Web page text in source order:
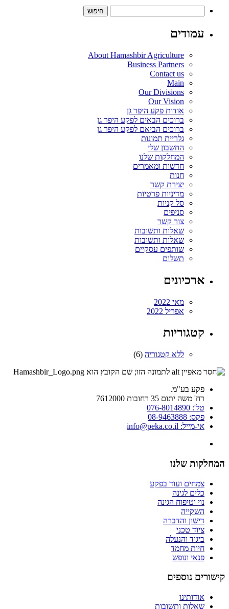
עמודים
About Hamashbir Agriculture
Business Partners
Contact us
Main
Our Divisions
Our Vision
אודות פקע היפר גן
ברוכים הבאים לפקע היפר גן
ברוכים הביאם לפקע היפר גן
גלריית תמונות
החשבון שלי
המחלקות שלנו
חדשות ומאמרים
חנות
יצירת קשר
מדיניות פרטיות
סל קניות
סניפים
צור קשר
שאלות ותשובות
שאלות ותשובות
שותפים עסקיים
תשלום
ארכיונים
מאי 2022
אפריל 2022
קטגוריות
ללא קטגוריה (6)
פקע בע"מ.
רח' משה יתום 35 רחובות 7612000
טל': 076-8014890
פקס: 08-9463888
אי-מייל: info@peka.co.il
המחלקות שלנו
צמחים ועוד בפקע
כלים לגינה
נוי וטיפוח הגינה
השקייה
דישון והדברה
ציוד טכני
ביגוד והנעלה
חיות מחמד
פנאי ונופש
קישורים נוספים
אודותינו
שאלות ותשובות